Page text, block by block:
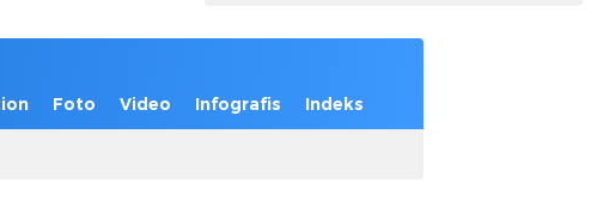
Foto Video Infografis Indeks